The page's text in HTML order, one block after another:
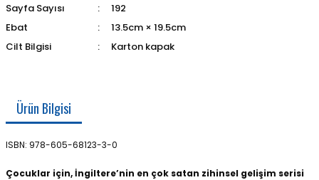
Sayfa Sayısı
192
Ebat
13.5cm × 19.5cm
Cilt Bilgisi
Karton kapak
Ürün Bilgisi
ISBN: 978-605-68123-3-0
Çocuklar için, İngiltere’nin en çok satan zihinsel gelişim serisi